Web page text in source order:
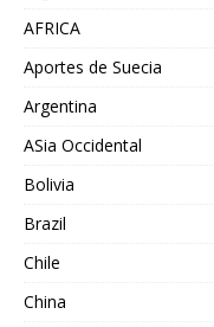
AFRICA
Aportes de Suecia
Argentina
ASia Occidental
Bolivia
Brazil
Chile
China